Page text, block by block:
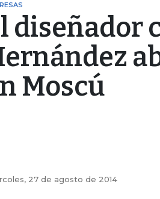
diseñador
Moscú
27 de agosto de 2014